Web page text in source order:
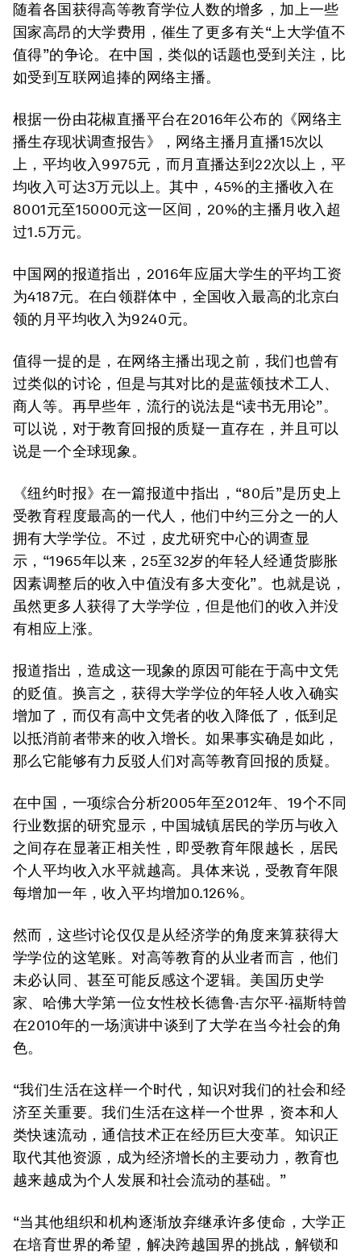
随着各国获得高等教育学位人数的增多，加上一些
国家高昂的大学费用，催生了更多有关“上大学值不
值得”的争论。在中国，类似的话题也受到关注，比
如受到互联网追捧的网络主播。
根据一份由花椒直播平台在2016年公布的《网络主
播生存现状调查报告》，网络主播月直播15次以
上，平均收入9975元，而月直播达到22次以上，平
均收入可达3万元以上。其中，45%的主播收入在
8001元至15000元这一区间，20%的主播月收入超
过1.5万元。
中国网的报道指出，2016年应届大学生的平均工资
为4187元。在白领群体中，全国收入最高的北京白
领的月平均收入为9240元。
值得一提的是，在网络主播出现之前，我们也曾有
过类似的讨论，但是与其对比的是蓝领技术工人、
商人等。再早些年，流行的说法是“读书无用论”。
可以说，对于教育回报的质疑一直存在，并且可以
说是一个全球现象。
《纽约时报》在一篇报道中指出，“80后”是历史上
受教育程度最高的一代人，他们中约三分之一的人
拥有大学学位。不过，皮尤研究中心的调查显
示，“1965年以来，25至32岁的年轻人经通货膨胀
因素调整后的收入中值没有多大变化”。也就是说，
虽然更多人获得了大学学位，但是他们的收入并没
有相应上涨。
报道指出，造成这一现象的原因可能在于高中文凭
的贬值。换言之，获得大学学位的年轻人收入确实
增加了，而仅有高中文凭者的收入降低了，低到足
以抵消前者带来的收入增长。如果事实确是如此，
那么它能够有力反驳人们对高等教育回报的质疑。
在中国，一项综合分析2005年至2012年、19个不同
行业数据的研究显示，中国城镇居民的学历与收入
之间存在显著正相关性，即受教育年限越长，居民
个人平均收入水平就越高。具体来说，受教育年限
每增加一年，收入平均增加0.126%。
然而，这些讨论仅仅是从经济学的角度来算获得大
学学位的这笔账。对高等教育的从业者而言，他们
未必认同、甚至可能反感这个逻辑。美国历史学
家、哈佛大学第一位女性校长德鲁·吉尔平·福斯特曾
在2010年的一场演讲中谈到了大学在当今社会的角
色。
“我们生活在这样一个时代，知识对我们的社会和经
济至关重要。我们生活在这样一个世界，资本和人
类快速流动，通信技术正在经历巨大变革。知识正
取代其他资源，成为经济增长的主要动力，教育也
越来越成为个人发展和社会流动的基础。”
“当其他组织和机构逐渐放弃继承许多使命，大学正
在培育世界的希望，解决跨越国界的挑战，解锁和